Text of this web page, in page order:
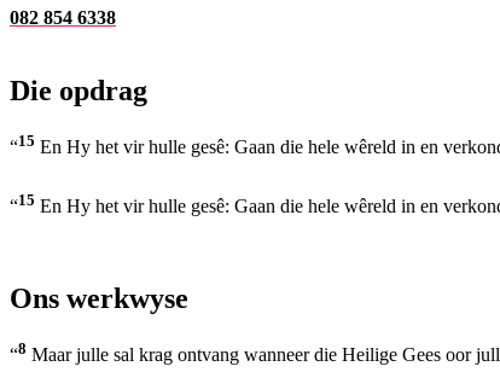
082 854 6338
Die opdrag
“15 En Hy het vir hulle gesê: Gaan die hele wêreld in en
“15 En Hy het vir hulle gesê: Gaan die hele wêreld in en
Ons werkwyse
“8 Maar julle sal krag ontvang wanneer die Heilige Gees oor